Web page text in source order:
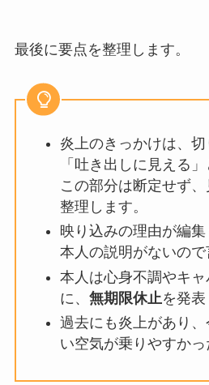
最後に要点を整理します。
炎上のきっかけは、
「吐き出しに見える
この部分は断定せず
整理します。
映り込みの理由が編集
本人の説明がないの
本人は心身不調やキ
に、 無期限休止を発表
過去にも炎上があり
い空気が乗りやすか